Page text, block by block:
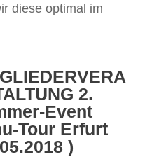
diese optimal im
2.
Event
Tour Erfurt
)